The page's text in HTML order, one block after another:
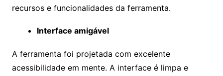
recursos e funcionalidades da ferramenta.
Interface amigável
A ferramenta foi projetada com excelente
acessibilidade em mente. A interface é limpa e